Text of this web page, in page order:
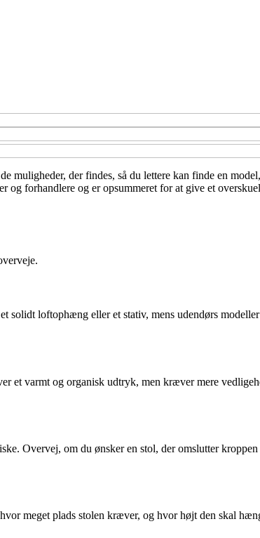
muligheder, der findes, så du lettere kan finde en
forhandlere og er opsummeret for at give et
solidt loftophæng eller et stativ, mens udendørs
et varmt og organisk udtryk, men kræver mere
Overvej, om du ønsker en stol, der omslutter
meget plads stolen kræver, og hvor højt den skal